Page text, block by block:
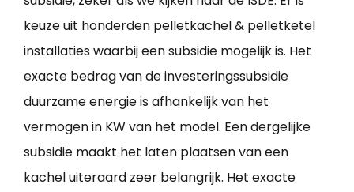
keuze uit honderden pelletkachel & pelletketel
installaties waarbij een subsidie mogelijk is. Het
exacte bedrag van de investeringssubsidie
duurzame energie is afhankelijk van het
vermogen in KW van het model. Een dergelijke
subsidie maakt het laten plaatsen van een
kachel uiteraard zeer belangrijk. Het exacte